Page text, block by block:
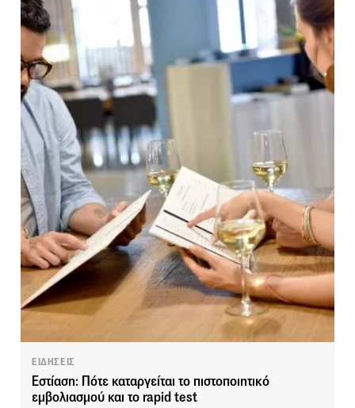
ΕΙΔΗΣΕΙΣ
Εστίαση: Πότε καταργείται το πιστοποιητικό
εμβολιασμού και το rapid test